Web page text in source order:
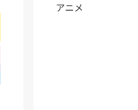
アニメ